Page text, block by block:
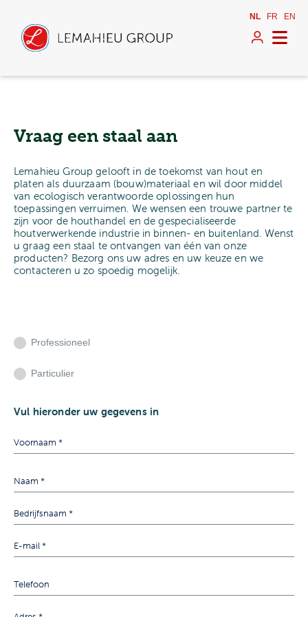
NL FR EN
Vraag een staal aan
Lemahieu Group gelooft in de toekomst van hout en
platen als duurzaam (bouw)materiaal en wil door middel
van ecologisch verantwoorde oplossingen hun
toepassingen verruimen. We wensen een trouwe partner te
zijn voor de houthandel en de gespecialiseerde
houtverwerkende industrie in binnen- en buitenland. Wenst
u graag een staal te ontvangen van één van onze
producten? Bezorg ons uw adres en uw keuze en we
contacteren u zo spoedig mogelijk.
Professioneel
Particulier
Vul hieronder uw gegevens in